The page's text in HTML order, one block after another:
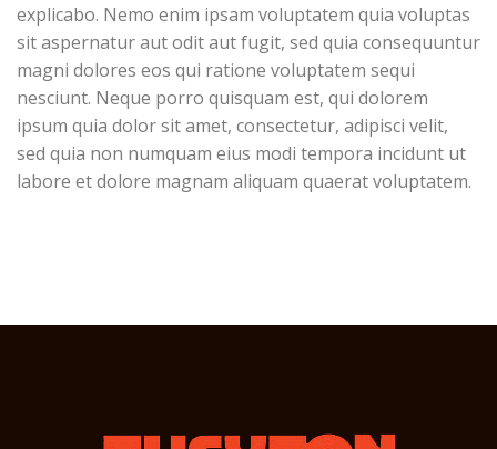
explicabo. Nemo enim ipsam voluptatem quia voluptas
sit aspernatur aut odit aut fugit, sed quia consequuntur
magni dolores eos qui ratione voluptatem sequi
nesciunt. Neque porro quisquam est, qui dolorem
ipsum quia dolor sit amet, consectetur, adipisci velit,
sed quia non numquam eius modi tempora incidunt ut
labore et dolore magnam aliquam quaerat voluptatem.